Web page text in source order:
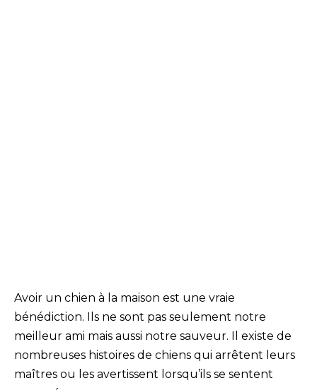
Avoir un chien à la maison est une vraie
bénédiction. Ils ne sont pas seulement notre
meilleur ami mais aussi notre sauveur. Il existe de
nombreuses histoires de chiens qui arrêtent leurs
maîtres ou les avertissent lorsqu’ils se sentent